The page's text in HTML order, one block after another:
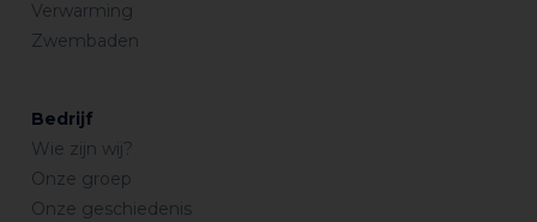
10 minuten in acht nemen alvorens het samenstel te
hanteren, om onderlinge verplaatsing van de
onderdelen te vermijden.
Verwarming
Zwembaden
Bedrijf
Wie zijn wij?
Onze groep
Onze geschiedenis